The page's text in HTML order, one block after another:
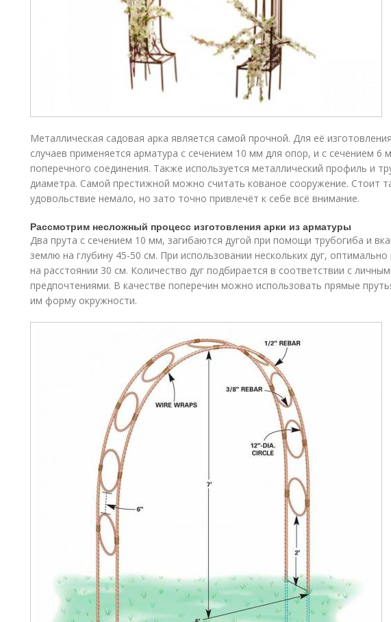
Металлическая садовая арка является самой прочной. Для её
случаев применяется арматура с сечением 10 мм для опор, и с сечением 6
поперечного соединения. Также используется металлический профиль и
диаметра. Самой престижной можно считать кованое сооружение. Стоит
удовольствие немало, но зато точно привлечёт к себе всё внимание.
Рассмотрим несложный процесс изготовления арки из арматуры
Два прута с сечением 10 мм, загибаются дугой при помощи трубогиба и
землю на глубину 45-50 см. При использовании нескольких дуг, оптимально
на расстоянии 30 см. Количество дуг подбирается в соответствии с
предпочтениями. В качестве поперечин можно использовать прямые
им форму окружности.